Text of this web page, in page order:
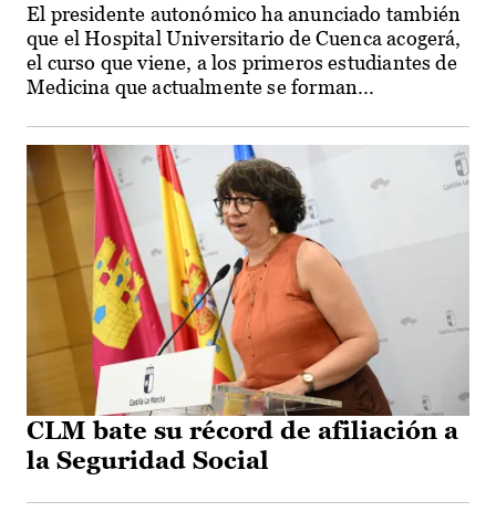
El presidente autonómico ha anunciado también
que el Hospital Universitario de Cuenca acogerá,
el curso que viene, a los primeros estudiantes de
Medicina que actualmente se forman...
CLM bate su récord de afiliación a
la Seguridad Social